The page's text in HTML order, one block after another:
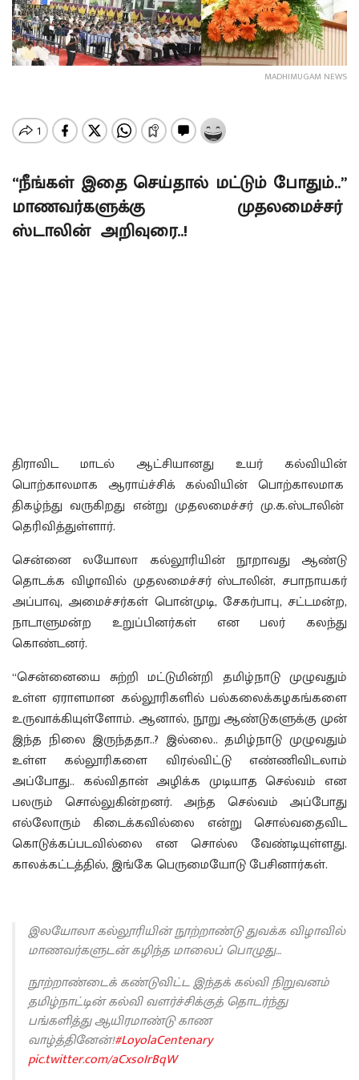
MADHIMUGAM NEWS
“நீங்கள் இதை செய்தால் மட்டும் போதும்..”
மாணவர்களுக்கு முதலமைச்சர்
ஸ்டாலின் அறிவுரை..!
திராவிட மாடல் ஆட்சியானது உயர் கல்வியின்
பொற்காலமாக ஆராய்ச்சிக் கல்வியின் பொற்காலமாக
திகழ்ந்து வருகிறது என்று முதலமைச்சர் மு.க.ஸ்டாலின்
தெரிவித்துள்ளார்.
சென்னை லயோலா கல்லூரியின் நூறாவது ஆண்டு
தொடக்க விழாவில் முதலமைச்சர் ஸ்டாலின், சபாநாயகர்
அப்பாவு, அமைச்சர்கள் பொன்முடி, சேகர்பாபு, சட்டமன்ற,
நாடாளுமன்ற உறுப்பினர்கள் என பலர் கலந்து
கொண்டனர்.
“சென்னையை சுற்றி மட்டுமின்றி தமிழ்நாடு முழுவதும்
உள்ள ஏராளமான கல்லூரிகளில் பல்கலைக்கழகங்களை
உருவாக்கியுள்ளோம். ஆனால், நூறு ஆண்டுகளுக்கு முன்
இந்த நிலை இருந்ததா..? இல்லை.. தமிழ்நாடு முழுவதும்
உள்ள கல்லூரிகளை விரல்விட்டு எண்ணிவிடலாம்
அப்போது.. கல்விதான் அழிக்க முடியாத செல்வம் என
பலரும் சொல்லுகின்றனர். அந்த செல்வம் அப்போது
எல்லோரும் கிடைக்கவில்லை என்று சொல்வதைவிட
கொடுக்கப்படவில்லை என சொல்ல வேண்டியுள்ளது.
காலக்கட்டத்தில், இங்கே பெருமையோடு பேசினார்கள்.
இலயோலா கல்லூரியின் நூற்றாண்டு துவக்க விழாவில்
மாணவர்களுடன் கழிந்த மாலைப் பொழுது…
நூற்றாண்டைக் கண்டுவிட்ட இந்தக் கல்வி நிறுவனம்
தமிழ்நாட்டின் கல்வி வளர்ச்சிக்குத் தொடர்ந்து
பங்களித்து ஆயிரமாண்டு காண
வாழ்த்தினேன்!#LoyolaCentenary
pic.twitter.com/aCxsoIrBqW